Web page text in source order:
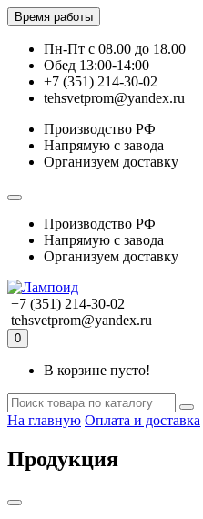
Время работы
Пн-Пт с 08.00 до 18.00
Обед 13:00-14:00
+7 (351) 214-30-02
tehsvetprom@yandex.ru
Производство РФ
Напрямую с завода
Организуем доставку
Производство РФ
Напрямую с завода
Организуем доставку
+7 (351) 214-30-02
tehsvetprom@yandex.ru
0
В корзине пусто!
На главную Оплата и доставка
Продукция